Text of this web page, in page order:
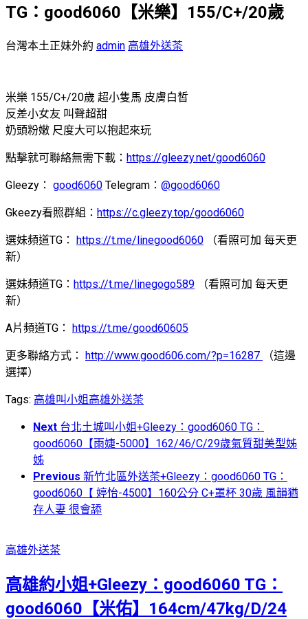
TG：good6060【米樂】155/C+/20歲
台灣本土正妹外約 admin 高雄外送茶
米樂 155/C+/20歲 超小隻馬 皮膚白皙
反差小女友 叫聲超甜
奶頭粉嫩 尺度大可以抱起來玩
點擊就可聯絡無需下載： https://gleezy.net/good6060
Gleezy： good6060 Telegram： @good6060
Gkeezy看照群組： https://c.gleezy.top/good6060
選妹頻道TG： https://t.me/linegood6060 （看照可加 每天更
新）
選妹頻道TG： https://t.me/linegogo589 （看照可加 每天更
新）
A片頻道TG： https://t.me/good60605
更多聯絡方式： http://www.good606.com/?p=16287
（這邊
選擇）
Tags: 高雄叫小姐 高雄外送茶
Next 台北土城叫小姐+Gleezy：good6060 TG：
good6060【雨婕-5000】162/46/C/29歲氣質甜美型姊
姊
Previous 新竹北區外送茶+Gleezy：good6060 TG：
good6060【 婷怡-4500】160公分 C+罩杯 30歲 風韻猶
存人妻 很會舔
高雄外送茶
高雄約小姐+Gleezy：good6060 TG：
good6060【米佑】164cm/47kg/D/24